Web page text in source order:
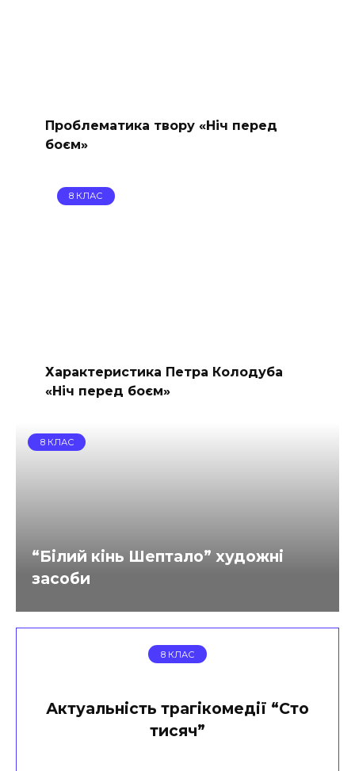
Проблематика твору «Ніч перед
боєм»
8 КЛАС
Характеристика Петра Колодуба
«Ніч перед боєм»
8 КЛАС
“Білий кінь Шептало” художні
засоби
8 КЛАС
Актуальність трагікомедії “Сто
тисяч”